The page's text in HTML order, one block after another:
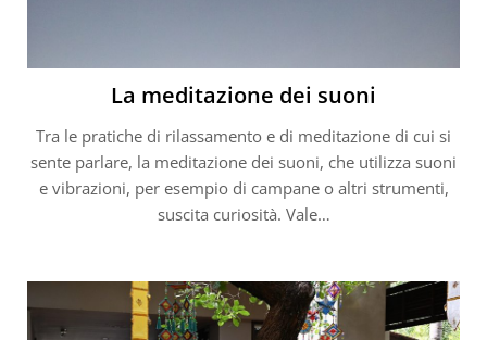
La meditazione dei suoni
Tra le pratiche di rilassamento e di meditazione di cui si
sente parlare, la meditazione dei suoni, che utilizza suoni
e vibrazioni, per esempio di campane o altri strumenti,
suscita curiosità. Vale…